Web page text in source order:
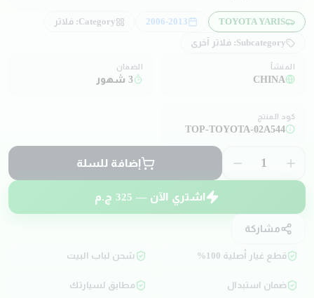
TOYOTA YARIS
2006-2013
Category: فلاتر
Subcategory: فلاتر أخرى
المنشأ
CHINA
الضمان
3 شهور
كود المنتج
TOP-TOYOTA-02A544
1 إضافة للسلة
اشتري الآن — 325 ج.م
مشاركة
قطع غيار أصلية 100% شحن لباب البيت
ضمان استبدال مطابق لسيارتك